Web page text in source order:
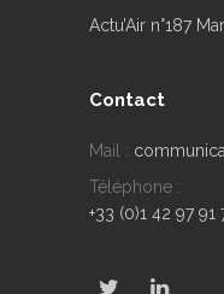
Actu’Air n°187
Contact
Mail :
Téléphone :
+33 (0)1 42 97 91